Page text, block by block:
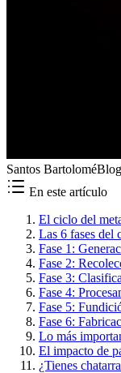
Santos Bartolomé
En este artículo
El ciclo del
Las 6 fases del
Fase 1:
Fase 2:
Fase 3:
Fase 4:
Fase 5:
Fase 6:
Lo más
El impacto de
¿Tienes